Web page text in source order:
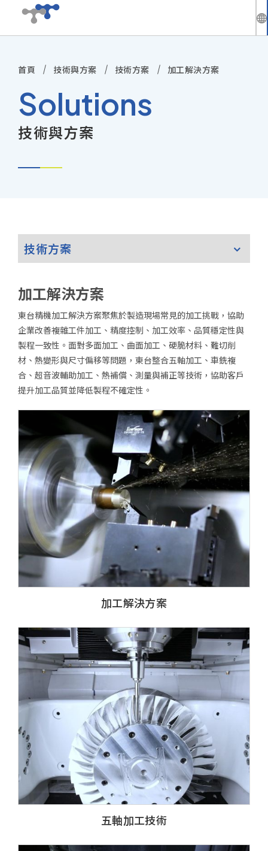
首頁 技術與方案 技術方案 加工解決方案
Solutions
技術與方案
技術方案
加工解決方案
東台精機加工解決方案聚焦於製造現場常見的加工挑戰，協助
企業改善複雜工件加工、精度控制、加工效率、品質穩定性與
製程一致性。面對多面加工、曲面加工、硬脆材料、難切削
材、熱變形與尺寸偏移等問題，東台整合五軸加工、車銑複
合、超音波輔助加工、熱補償、測量與補正等技術，協助客戶
提升加工品質並降低製程不確定性。
加工解決方案
五軸加工技術
公司介紹
最新動態
技術與方案
人才招募
投資人專區
聯絡我們
產品洽詢車 0
方案洽詢車 0